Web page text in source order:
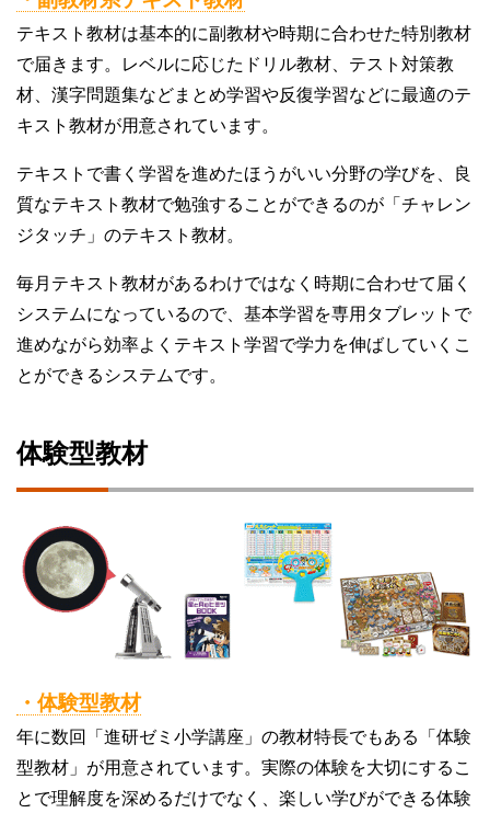
テキスト教材は基本的に副教材や時期に合わせた特別教材
で届きます。レベルに応じたドリル教材、テスト対策教
材、漢字問題集などまとめ学習や反復学習などに最適のテ
キスト教材が用意されています。
テキストで書く学習を進めたほうがいい分野の学びを、良
質なテキスト教材で勉強することができるのが「チャレン
ジタッチ」のテキスト教材。
毎月テキスト教材があるわけではなく時期に合わせて届く
システムになっているので、基本学習を専用タブレットで
進めながら効率よくテキスト学習で学力を伸ばしていくこ
とができるシステムです。
体験型教材
・体験型教材
年に数回「進研ゼミ小学講座」の教材特長でもある「体験
型教材」が用意されています。実際の体験を大切にするこ
とで理解度を深めるだけでなく、楽しい学びができる体験